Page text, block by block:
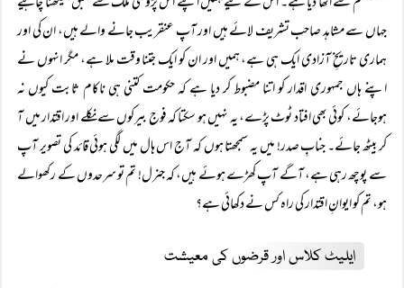
جہاں سے مشاہد صاحب تشریف لائے ہیں اور آپ عنقریب جانے والے ہیں، ان کی اور
ہماری تاریخِ آزادی ایک ہی ہے، ہمیں اور ان کو ایک جتنا وقت ملا ہے، مگر انہوں نے
اپنے ہاں جمہوری اقدار کو اتنا مضبوط کر دیا ہے کہ حکومت کتنی ہی ناکام ثابت کیوں نہ
ہوجائے، کوئی بھی افتاد ٹوٹ پڑے، یہ نہیں ہو سکتا کہ فوج بیرکوں سے نکلے اور اقتدار میں آ
کر بیٹھ جائے۔ جنابِ صدر! میں یہ سمجھتا ہوں کہ آج اس ہال میں لگی ہوئی قائد کی تصویر آپ
سے پوچھ رہی ہے، آگے آپ کھڑے ہوئے ہیں، کہ جنرل! تم تو سرحدوں کے رکھوالے
ہو، تم کو ایوانِ اقتدار کی راہ کس نے دکھائی ہے؟
ایلیٹ کلاس اور قرضوں کی معیشت